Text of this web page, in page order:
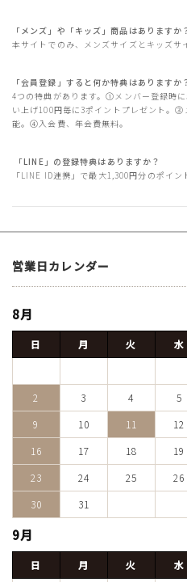
「メンズ」や「キッズ」商品はありますか
本サイトでのみ、メンズサイズとキッズサ
「会員登録」すると何か特典はありますか
4つの特典があります。①メンバー登録時
い上げ100円毎に3ポイントプレゼント。
能。④入会費、年会費無料。
「LINE」の登録特典はありますか？
「LINE ID連携」で最大1,300円分のポイン
営業日カレンダー
8月
日 月 火 水
2
3 4 5
9
10 11 12
16
17 18 19
23
24 25 26
30
31
9月
日 月 火 水